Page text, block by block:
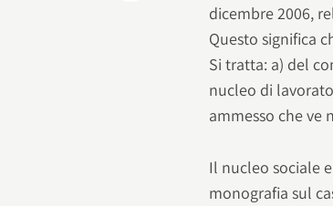
dicembre 2006,
Questo significa
Si tratta: a) del
nucleo di
ammesso che ve
Il nucleo sociale
monografia sul